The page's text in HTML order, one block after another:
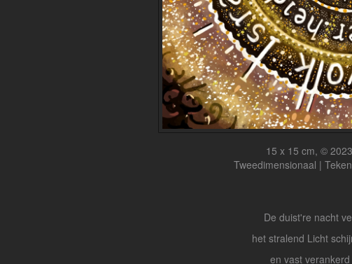
15 x 15 cm, ©
Tweedimensionaal |
De duist're nacht
het stralend Licht
en vast